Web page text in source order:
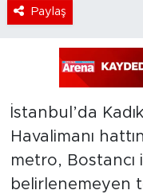
Paylaş
İstanbul’da
Havalimanı
metro,
belirlenemeyen